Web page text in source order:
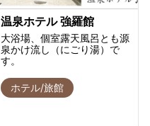
温泉ホテル 強羅館
大浴場、個室露天風呂とも源
泉かけ流し（にごり湯）で
す。
ホテル/旅館